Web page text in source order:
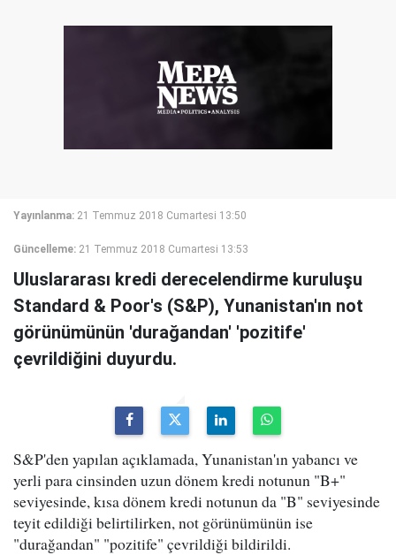
Yayınlanma: 21 Temmuz 2018 Cumartesi 13:50
Güncelleme: 21 Temmuz 2018 Cumartesi 13:53
Uluslararası kredi derecelendirme kuruluşu
Standard & Poor's (S&P), Yunanistan'ın not
görünümünün 'durağandan' 'pozitife'
çevrildiğini duyurdu.
S&P'den yapılan açıklamada, Yunanistan'ın yabancı ve
yerli para cinsinden uzun dönem kredi notunun "B+"
seviyesinde, kısa dönem kredi notunun da "B" seviyesinde
teyit edildiği belirtilirken, not görünümünün ise
"durağandan" "pozitife" çevrildiği bildirildi.